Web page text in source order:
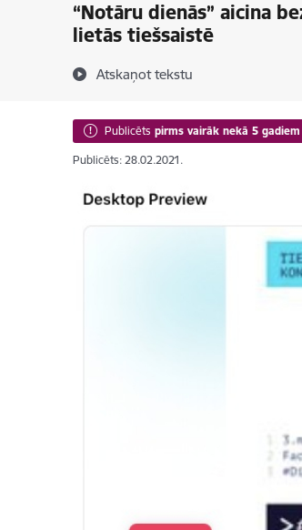
“Notāru dienās” aicina
lietās tiešsaistē
Atskaņot tekstu
Publicēts pirms vairāk nekā 5 gadiem
Publicēts: 28.02.2021.